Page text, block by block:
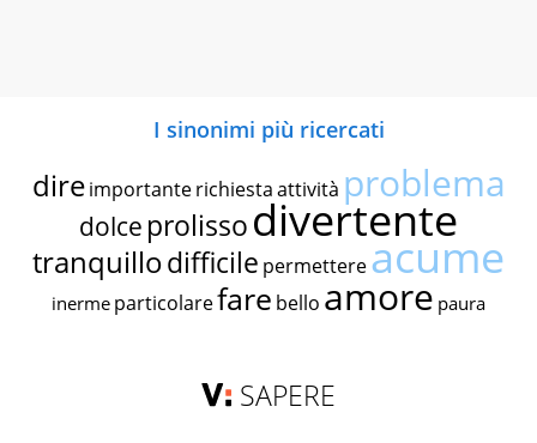
I sinonimi più ricercati
dire importante richiestaattività problema
dolce prolissodivertente
tranquillodifficile permettereacume
inerme particolarefare bello amore paura
SAPERE